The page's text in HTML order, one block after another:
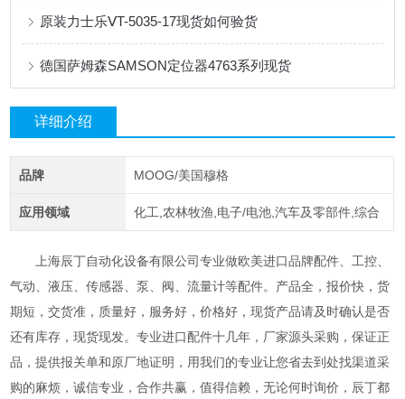
原装力士乐ⅤT-5035-17现货如何验货
德国萨姆森SAMSON定位器4763系列现货
详细介绍
品牌 MOOG/美国穆格
应用领域 化工,农林牧渔,电子/电池,汽车及零部件,综合
上海辰丁自动化设备有限公司专业做欧美进口品牌配件、工控、
气动、液压、传感器、泵 、 阀 、流量计等配件。 产品全 ，报价快，货
期短 ，交货准 ， 质量好 ， 服务好 ，价格好，现货产品请及时确认是否
还有库存 ，现货现发。专业进口配件十几年，厂家源头采购，保证正
品，提供报关单和原厂地证明，用我们的专业让您省去到处找渠道采
购的麻烦，诚信专业，合作共赢，值得信赖 ，无论何时询价，辰丁都